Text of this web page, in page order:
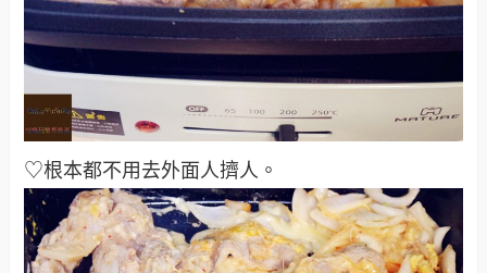
♡根本都不用去外面人擠人 。